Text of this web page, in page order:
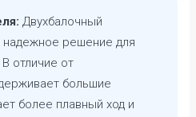
Двухбалочный
решение для
отличие от
большие
более плавный ход и